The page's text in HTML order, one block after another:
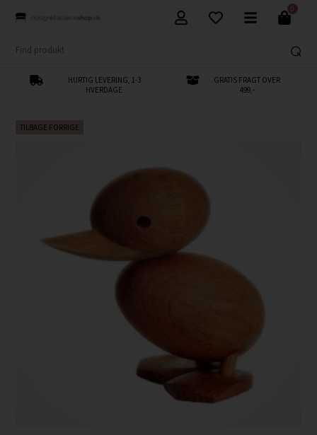
0
HURTIG LEVERING, 1-3
HVERDAGE
GRATIS FRAGT OVER
499,-
TILBAGE FORRIGE